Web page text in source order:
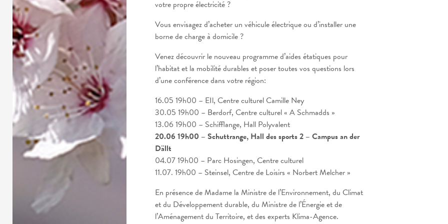
votre propre électricité ?
Vous envisagez d’acheter un véhicule électrique ou d’installer une
borne de charge à domicile ?
Venez découvrir le nouveau programme d’aides étatiques pour
l’habitat et la mobilité durables et poser toutes vos questions lors
d’une conférence dans votre région:
16.05 19h00 – EIl, Centre culturel Camille Ney
30.05 19h00 – Berdorf, Centre culturel « A Schmadds »
13.06 19h00 – Schifflange, Hall Polyvalent
20.06 19h00 – Schuttrange, Hall des sports 2 – Campus an der
Dällt
04.07 19h00 – Parc Hosingen, Centre culturel
11.07. 19h00 – Steinsel, Centre de Loisirs « Norbert Melcher »
En présence de Madame la Ministre de l’Environnement, du Climat
et du Développement durable, du Ministre de l’Énergie et de
l’Aménagement du Territoire, et des experts Klima-Agence.